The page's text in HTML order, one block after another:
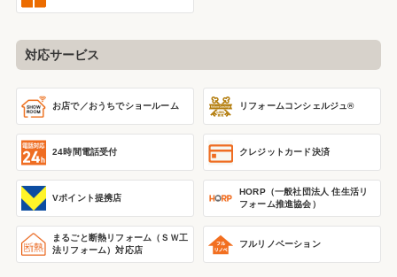
対応サービス
お店で／おうちでショールーム リフォームコンシェルジュ®
24時間電話受付 クレジットカード決済
Vポイント提携店
HORP（一般社団法人 住生活リ
フォーム推進協会）
まるごと断熱リフォーム
（ＳＷ工
法リフォーム）対応店
フルリノベーション